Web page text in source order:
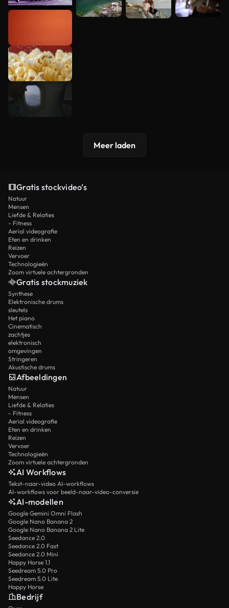
Meer laden
Gratis stockvideo’s
Natuur
Mensen
Liefde & Relaties
- Fitness
Aerial videografie
Eten en drinken
Reizen
Vervoer
Technologieën
Zoom virtuele achtergronden
Gratis stockmuziek
Synthese
Elektronische drums
sleutels
Het piano
Cinematisch
zachtjes
elektronisch
omgevingen
Stringeren
Akustische drums
Afbeeldingen
Natuur
Mensen
Liefde & Relaties
- Fitness
Aerial videografie
Eten en drinken
Reizen
Vervoer
Technologieën
Zoom virtuele achtergronden
AI Workflows
Tekst-naar-video AI-workflows
AI-workflows voor beeld-naar-video-conversie
AI-modellen
Google Gemini Omni Flash
Google Nano Banana 2
Google Nano Banana 2 Lite
Seedance 2.0
Seedance 2.0 Fast
Seedance 2.0 Mini
Happy Horse 1.1
Seedream 5.0 Pro
Seedream 5.0 Lite
Happy Horse
Bedrijf